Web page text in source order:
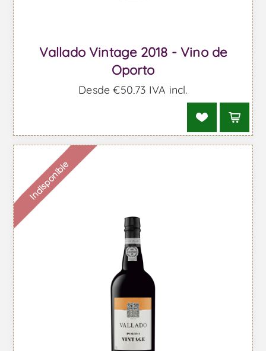
Vallado Vintage 2018 - Vino de
Oporto
Desde €50,73 IVA incl.
Indisponible